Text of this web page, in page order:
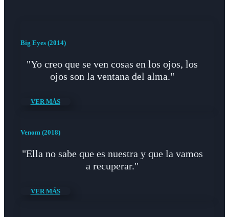
Big Eyes (2014)
"Yo creo que se ven cosas en los ojos, los
ojos son la ventana del alma."
VER MÁS
Venom (2018)
"Ella no sabe que es nuestra y que la vamos
a recuperar."
VER MÁS